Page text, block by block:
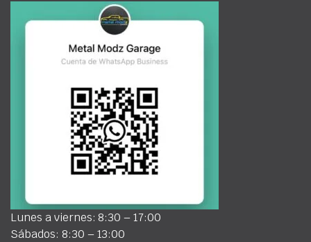
Lunes a viernes: 8:30 – 17:00
Sábados: 8:30 – 13:00